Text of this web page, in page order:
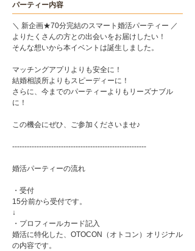
パーティー内容
＼ 新企画★70分完結のスマート婚活パーティー ／
よりたくさんの方との出会いをお届けしたい！
そんな想いから本イベントは誕生しました。
マッチングアプリよりも安全に！
結婚相談所よりもスピーディーに！
さらに、今までのパーティーよりもリーズナブル
に！
この機会にぜひ、ご参加くださいませ♪
-------------------------------------------------------
婚活パーティーの流れ
・受付
15分前から受付です。
↓
・プロフィールカード記入
婚活に特化した、OTOCON（オトコン）オリジナル
の内容です。